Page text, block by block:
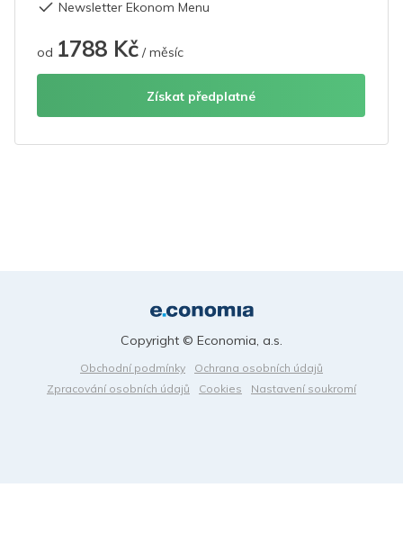
Newsletter Ekonom Menu
od 1788 Kč / měsíc
Získat předplatné
Obchodní podmínky
Ochrana osobních údajů
Zpracování osobních údajů
Cookies Nastavení soukromí
Copyright © Economia, a.s.